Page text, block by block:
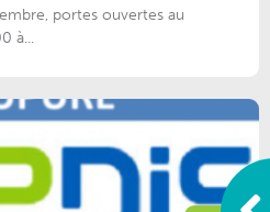
portes ouvertes au
à...